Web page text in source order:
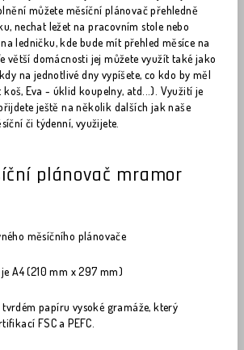
můžete měsíční plánovač přehledně
nechat ležet na pracovním stole nebo
ledničku, kde bude mít přehled měsíce na
větší domácnosti jej můžete využít také jako
na jednotlivé dny vypíšete, co kdo by měl
koš, Eva - úklid koupelny, atd...). Využití je
ještě na několik dalších jak naše
či týdenní, využijete.
plánovač mramor
měsíčního plánovače
A4 (210 mm x 297 mm)
papíru vysoké gramáže, který
FSC a PEFC.